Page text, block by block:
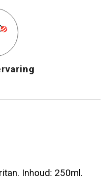
Inhoud: 250ml.